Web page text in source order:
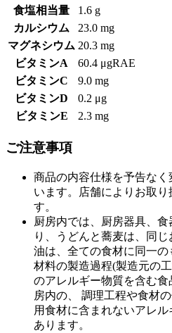
食塩相当量
1.6 g
カルシウム
23.0 mg
マグネシウム 20.3 mg
ビタミンA
60.4 μgRAE
ビタミンC
9.0 mg
ビタミンD
0.2 μg
ビタミンE
2.3 mg
ご注意事項
商品の内容仕様を予告な
います。店舗によりお取
す。
厨房内では、厨房器具、
り、うどんと蕎麦は、同
油は、全ての食材に同一
材料の製造過程(製造元の
のアレルギー物質を含む
房内の、 調理工程や食材
用食材に含まれないアレ
あります。